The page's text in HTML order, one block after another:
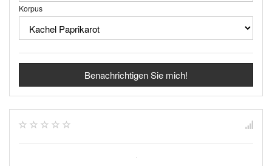
Korpus
Benachrichtigen Sie mich!